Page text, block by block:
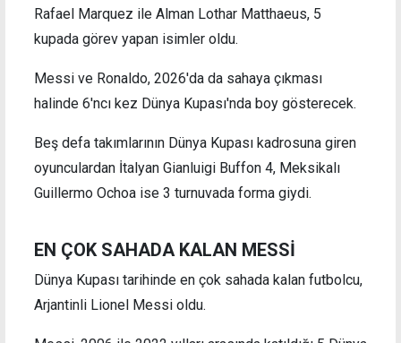
Rafael Marquez ile Alman Lothar Matthaeus, 5
kupada görev yapan isimler oldu.
Messi ve Ronaldo, 2026'da da sahaya çıkması
halinde 6'ncı kez Dünya Kupası'nda boy gösterecek.
Beş defa takımlarının Dünya Kupası kadrosuna giren
oyunculardan İtalyan Gianluigi Buffon 4, Meksikalı
Guillermo Ochoa ise 3 turnuvada forma giydi.
EN ÇOK SAHADA KALAN MESSİ
Dünya Kupası tarihinde en çok sahada kalan futbolcu,
Arjantinli Lionel Messi oldu.